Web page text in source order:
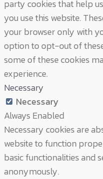
party cookies that help
you use this website.
your browser only with
option to opt-out of
some of these cookies
experience.
Necessary
Necessary
Always Enabled
Necessary cookies are
website to function
basic functionalities and
anonymously.